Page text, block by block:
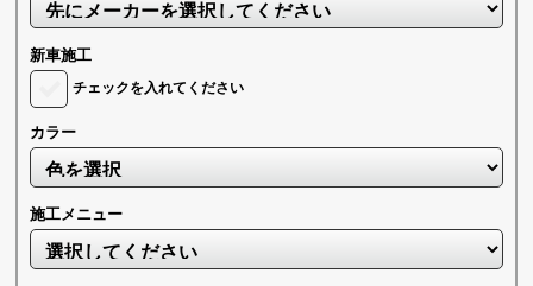
新車施工
チェックを入れてください
カラー
施工メニュー